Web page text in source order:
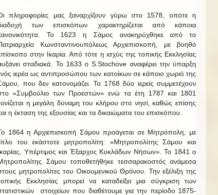
πληροφορίες μας ξαναρχίζουν γύρω στο 1578, οπότε η
των επισκόπων χαρακτηρίζεται από κάποια
Το 1623 η Σάμος ανακηρύχθηκε από το
Κωνσταντινουπόλεως Αρχιεπισκοπή, με βοηθό
στην Ικαρία. Από τότε η ισχύς της τοπικής Εκκλησίας
σταδιακά. Το 1633 ο S.Stochove αναφέρει την ύπαρξη
ιερέα ως αντιπροσώπου των κατοίκων σε κάποιο χωριό της
που δεν κατονομάζει. Το 1768 δύο ιερείς συμμετέχουν
«Συμβούλιο των Προεστών» ενώ τα έτη 1787 και 1801
η μεγάλη δύναμη του κλήρου στο νησί, καθώς επίσης
η έκταση της εξουσίας και τα δικαιώματα του επισκόπου.
1864 η Αρχιεπισκοπή Σάμου προάγεται σε Μητρόπολη, με
του εκάστοτε μητροπολίτη: «Μητροπολίτης Σάμου και
Υπέρτιμος και Έξαρχος Κυκλάδων Νήσων». Το 1841 ο
Σάμου τοποθετήθηκε τεσσαρακοστός ανάμεσα
μητροπολίτες του Οικουμενικού Θρόνου. Την εξέλιξη της
Εκκλησίας μπορεί να καταδείξει μια σύγκριση των
στοιχείων που διαθέτουμε για την περίοδο 1875-